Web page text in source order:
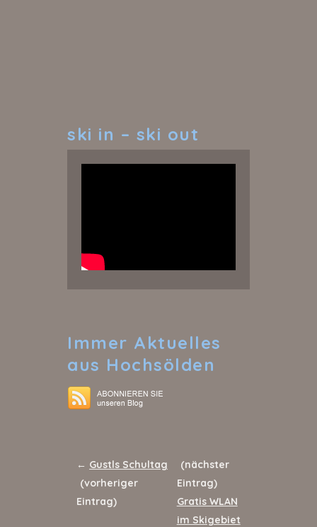
ski in – ski out
Immer Aktuelles
aus Hochsölden
← Gustls Schultag
(vorheriger
Eintrag)
(nächster
Eintrag)
Gratis WLAN
im Skigebiet